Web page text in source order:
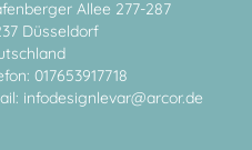
Allee 277-287
Düsseldorf
017653917718
infodesignlevar@arcor.de